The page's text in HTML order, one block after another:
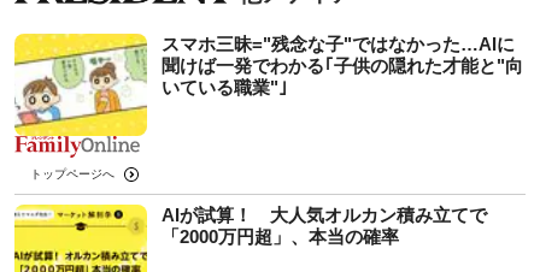
スマホ三昧="残念な子"ではなかった…AIに
聞けば一発でわかる｢子供の隠れた才能と"向
いている職業"｣
トップページへ
AIが試算！ 大人気オルカン積み立てで
「2000万円超」、本当の確率